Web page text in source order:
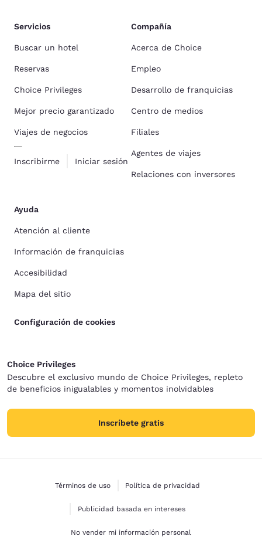
Servicios
Buscar un hotel
Reservas
Choice Privileges
Mejor precio garantizado
Viajes de negocios
Inscribirme Iniciar sesión
Compañía
Acerca de Choice
Empleo
Desarrollo de franquicias
Centro de medios
Filiales
Agentes de viajes
Relaciones con inversores
Ayuda
Atención al cliente
Información de franquicias
Accesibilidad
Mapa del sitio
Configuración de cookies
Choice Privileges
Descubre el exclusivo mundo de Choice Privileges, repleto
de beneficios inigualables y momentos inolvidables
Inscríbete gratis
Términos de uso Política de privacidad
Publicidad basada en intereses
No vender mi información personal